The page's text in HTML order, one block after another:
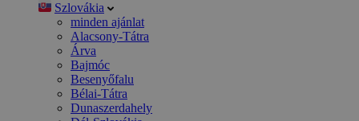
Szlovákia
minden ajánlat
Alacsony-Tátra
Árva
Bajmóc
Besenyőfalu
Bélai-Tátra
Dunaszerdahely